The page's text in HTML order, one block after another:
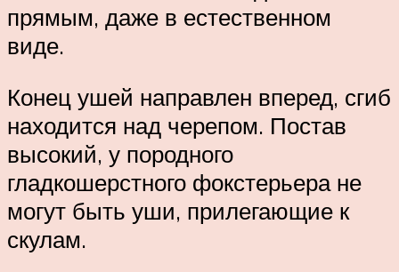
прямым, даже в естественном
виде.
Конец ушей направлен вперед, сгиб
находится над черепом. Постав
высокий, у породного
гладкошерстного фокстерьера не
могут быть уши, прилегающие к
скулам.